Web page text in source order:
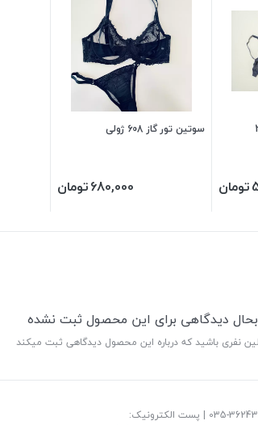
تومان
سوتین تور گاز 608 ژولی
680,000تومان
دیدگاهی برای این محصول ثبت نشده
نفری باشید که درباره این محصول دیدگاهی ثبت میکند